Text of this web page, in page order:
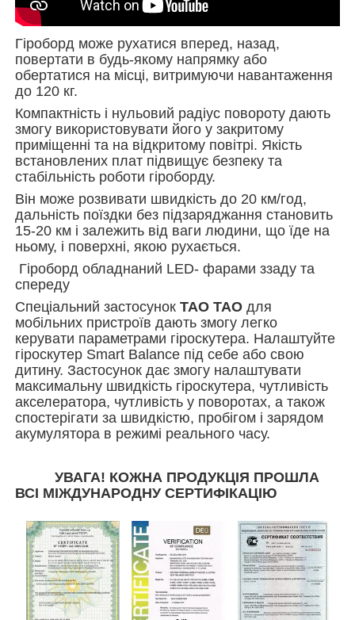
Гіроборд може рухатися вперед, назад,
повертати в будь-якому напрямку або
обертатися на місці, витримуючи навантаження
до 120 кг.
Компактність і нульовий радіус повороту дають
змогу використовувати його у закритому
приміщенні та на відкритому повітрі. Якість
встановлених плат підвищує безпеку та
стабільність роботи гіроборду.
Він може розвивати швидкість до 20 км/год,
дальність поїздки без підзаряджання становить
15-20 км і залежить від ваги людини, що їде на
ньому, і поверхні, якою рухається.
Гіроборд обладнаний LED- фарами ззаду та
спереду
Спеціальний застосунок ТАО ТАО для
мобільних пристроїв дають змогу легко
керувати параметрами гіроскутера. Налаштуйте
гіроскутер Smart Balance під себе або свою
дитину. Застосунок дає змогу налаштувати
максимальну швидкість гіроскутера, чутливість
акселератора, чутливість у поворотах, а також
спостерігати за швидкістю, пробігом і зарядом
акумулятора в режимі реального часу.
УВАГА! КОЖНА ПРОДУКЦІЯ ПРОШЛА
ВСІ МІЖДУНАРОДНУ СЕРТИФІКАЦІЮ